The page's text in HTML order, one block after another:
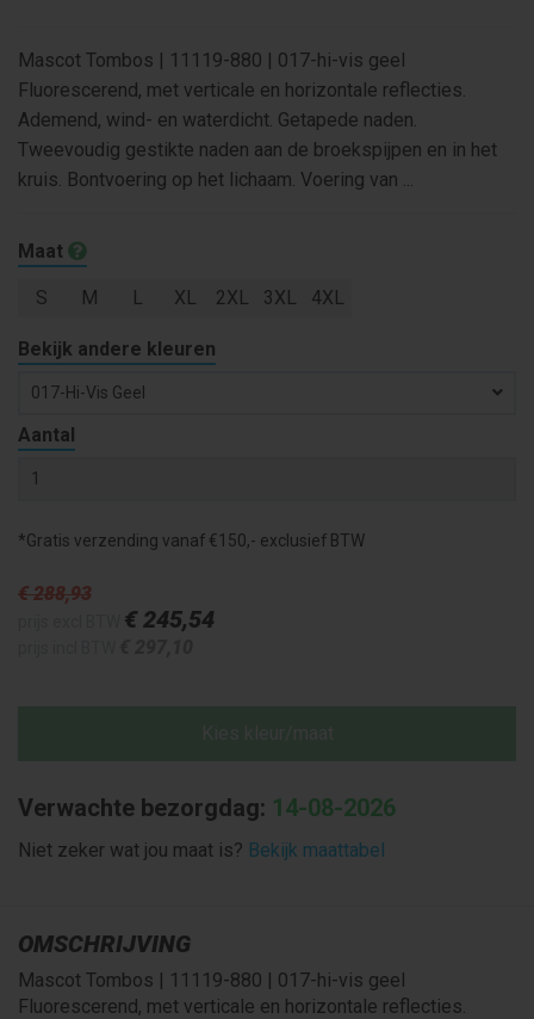
Mascot Tombos | 11119-880 | 017-hi-vis geel
Fluorescerend, met verticale en horizontale reflecties.
Ademend, wind- en waterdicht. Getapede naden.
Tweevoudig gestikte naden aan de broekspijpen en in het
kruis. Bontvoering op het lichaam. Voering van ...
Maat
S M L XL 2XL 3XL 4XL
Bekijk andere kleuren
017-Hi-Vis Geel
Aantal
*Gratis verzending vanaf €150,- exclusief BTW
€ 288,93
€ 245,54
Verwachte bezorgdag: 14-08-2026
Niet zeker wat jou maat is? Bekijk maattabel
OMSCHRIJVING
Mascot Tombos | 11119-880 | 017-hi-vis geel
Fluorescerend, met verticale en horizontale reflecties.